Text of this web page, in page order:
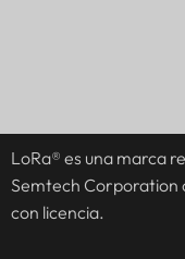
LoRa® es una marca
Semtech Corporation
con licencia.